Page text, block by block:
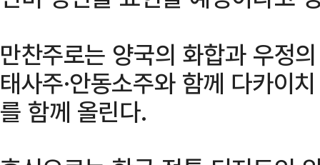
만찬주로는 양국의 화합과 우정
태사주·안동소주와 함께 다카이
를 함께 올린다.